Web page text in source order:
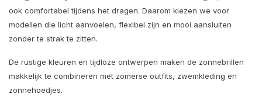
ook comfortabel tijdens het dragen. Daarom kiezen we voor
modellen die licht aanvoelen, flexibel zijn en mooi aansluiten
zonder te strak te zitten.
De rustige kleuren en tijdloze ontwerpen maken de zonnebrillen
makkelijk te combineren met zomerse outfits, zwemkleding en
zonnehoedjes.